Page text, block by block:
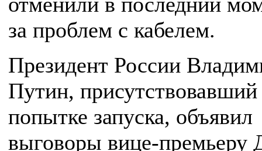
за проблем с кабелем.
Президент России
Путин,
попытке запуска, объявил
выговоры вице-премьеру